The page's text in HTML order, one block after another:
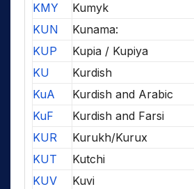
KMY
Kumyk
KUN
Kunama:
KUP
Kupia / Kupiya
KU
Kurdish
KuA
Kurdish and Arabic
KuF
Kurdish and Farsi
KUR
Kurukh/Kurux
KUT
Kutchi
KUV
Kuvi